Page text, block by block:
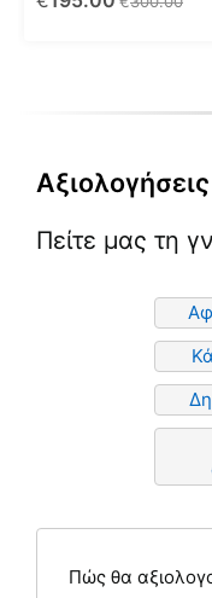
Πείτε μας τη
Πώς θα